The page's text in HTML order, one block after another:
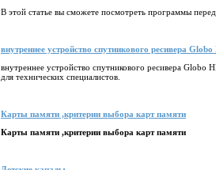
В этой статье вы сможете посмотреть программы
внутреннее устройство спутникового ресивера
внутреннее устройство спутникового ресивера
для технических специалистов.
Карты памяти ,критерии выбора карт памяти
Карты памяти ,критерии выбора карт памяти